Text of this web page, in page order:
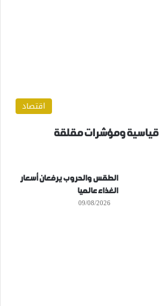
اقتصاد
قياسية ومؤشرات مقلقة
الطقس والحروب يرفعان أسعار
الغذاء عالميا
09/08/2026